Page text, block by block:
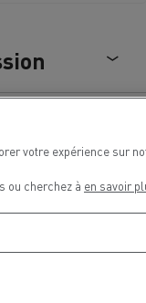
votre expérience sur
ou cherchez à en savoir